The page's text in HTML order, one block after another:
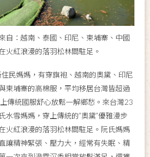
自：越南、泰國、印尼、柬埔寨、中國
火紅浪漫的落羽松林間駐足。
民媽媽，有穿旗袍、越南的奧黛、印尼
柬埔寨的高棉服，平均移居台灣皆超過
傳統國服舒心放鬆一解鄉愁。來台灣23
水雪媽媽，穿上傳統的”奧黛”優雅漫步
火紅浪漫的落羽松林間駐足。阮氏媽媽
讓精神緊張、壓力大，經常有失眠、精